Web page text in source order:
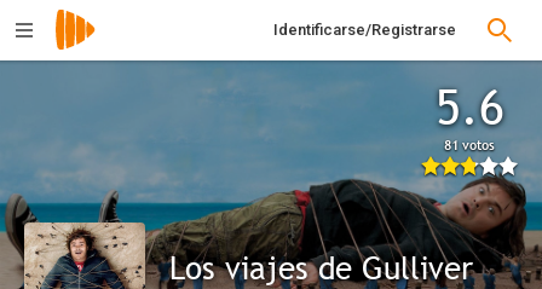
Identificarse/Registrarse
5.6
81 votos
Los viajes de Gulliver